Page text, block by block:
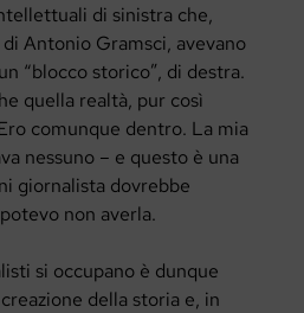
di sinistra che,
Antonio Gramsci, avevano
“blocco storico”, di destra.
quella realtà, pur così
comunque dentro. La mia
nessuno – e questo è una
giornalista dovrebbe
non averla.
si occupano è dunque
della storia e, in